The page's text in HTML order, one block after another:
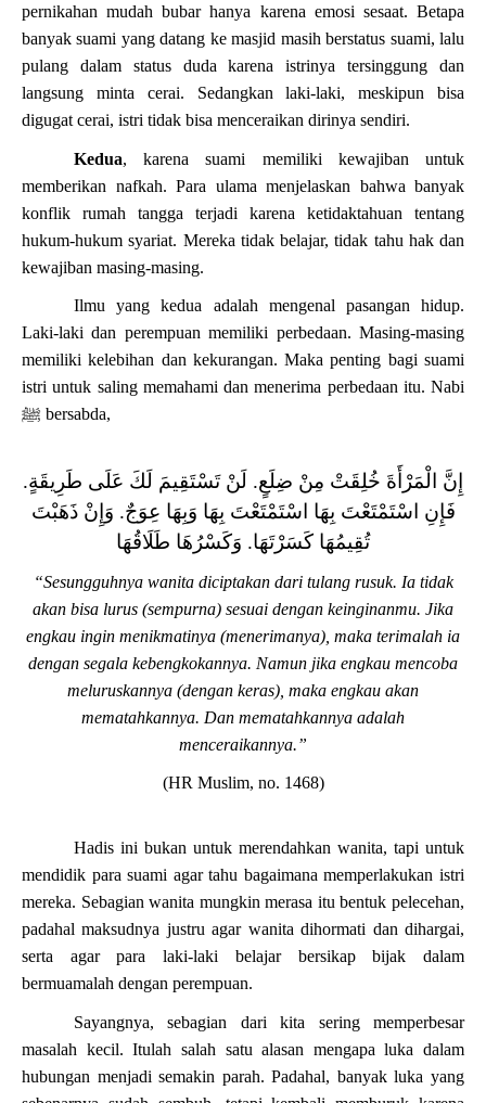
pernikahan mudah bubar hanya karena emosi sesaat. Betapa
banyak suami yang datang ke masjid masih berstatus suami, lalu
pulang dalam status duda karena istrinya tersinggung dan
langsung minta cerai. Sedangkan laki-laki, meskipun bisa
digugat cerai, istri tidak bisa menceraikan dirinya sendiri.
Kedua, karena suami memiliki kewajiban untuk
memberikan nafkah. Para ulama menjelaskan bahwa banyak
konflik rumah tangga terjadi karena ketidaktahuan tentang
hukum-hukum syariat. Mereka tidak belajar, tidak tahu hak dan
kewajiban masing-masing.
Ilmu yang kedua adalah mengenal pasangan hidup.
Laki-laki dan perempuan memiliki perbedaan. Masing-masing
memiliki kelebihan dan kekurangan. Maka penting bagi suami
istri untuk saling memahami dan menerima perbedaan itu. Nabi
ﷺ bersabda,
‌إِنَّ ‌الْمَرْأَةَ ‌خُلِقَتْ ‌مِنْ ‌ضِلَعٍ. لَنْ تَسْتَقِيمَ لَكَ عَلَى طَرِيقَةٍ.
فَإِنِ اسْتَمْتَعْتَ بِهَا اسْتَمْتَعْتَ بِهَا وَبِهَا عِوَجٌ. وَإِنْ ذَهَبْتَ
تُقِيمُهَا كَسَرْتَهَا. وَكَسْرُهَا طَلَاقُهَا
“Sesungguhnya wanita diciptakan dari tulang rusuk. Ia tidak
akan bisa lurus (sempurna) sesuai dengan keinginanmu. Jika
engkau ingin menikmatinya (menerimanya), maka terimalah ia
dengan segala kebengkokannya. Namun jika engkau mencoba
meluruskannya (dengan keras), maka engkau akan
mematahkannya. Dan mematahkannya adalah
menceraikannya.”
(HR Muslim, no. 1468)
Hadis ini bukan untuk merendahkan wanita, tapi untuk
mendidik para suami agar tahu bagaimana memperlakukan istri
mereka. Sebagian wanita mungkin merasa itu bentuk pelecehan,
padahal maksudnya justru agar wanita dihormati dan dihargai,
serta agar para laki-laki belajar bersikap bijak dalam
bermuamalah dengan perempuan.
Sayangnya, sebagian dari kita sering memperbesar
masalah kecil. Itulah salah satu alasan mengapa luka dalam
hubungan menjadi semakin parah. Padahal, banyak luka yang